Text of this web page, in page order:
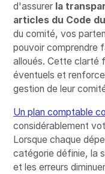
d'assurer la
articles du Code
du comité, vos
pouvoir comprendre
alloués. Cette clarté
éventuels et
gestion de leur
Un plan comptable
considérablement
Lorsque chaque
catégorie définie, la
et les erreurs